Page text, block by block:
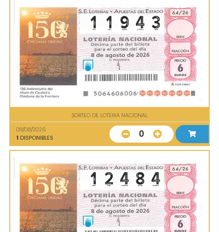
SORTEO DE LOTERIA NACIONAL
08/08/2026
1 DISPONIBLES 0